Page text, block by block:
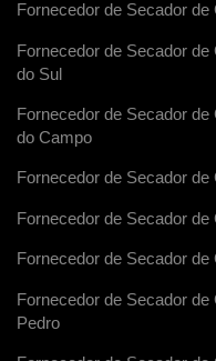
Fornecedor de Secador
Fornecedor de Secador
do Sul
Fornecedor de Secador
do Campo
Fornecedor de Secador
Fornecedor de Secador
Fornecedor de Secador
Fornecedor de Secador
Pedro